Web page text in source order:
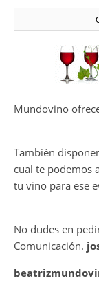
Mundovino
También
cual te podemos
tu vino para ese
No dudes en
Comunicación.